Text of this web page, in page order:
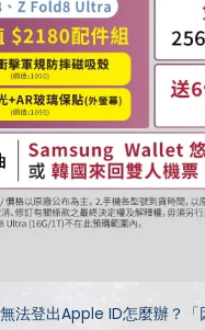
無法登出Apple ID怎麼辦？